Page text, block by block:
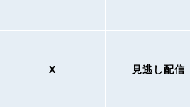
X 見逃し配信